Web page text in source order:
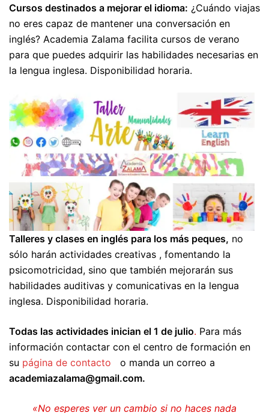
Cursos destinados a mejorar el idioma: ¿Cuándo viajas
no eres capaz de mantener una conversación en
inglés? Academia Zalama facilita cursos de verano
para que puedes adquirir las habilidades necesarias en
la lengua inglesa. Disponibilidad horaria.
Talleres y clases en inglés para los más peques, no
sólo harán actividades creativas , fomentando la
psicomotricidad, sino que también mejorarán sus
habilidades auditivas y comunicativas en la lengua
inglesa. Disponibilidad horaria.
Todas las actividades inician el 1 de julio. Para más
información contactar con el centro de formación en
su página de contacto
o manda un correo a
academiazalama@gmail.com.
«No esperes ver un cambio si no haces nada